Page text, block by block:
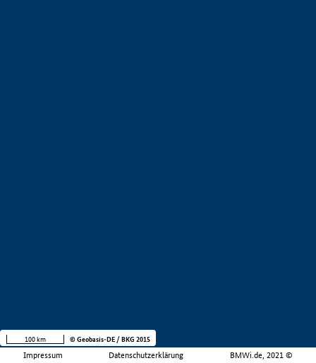
Impressum Datenschutzerklärung BMWi.de, 2021 ©
100 km © Geobasis-DE / BKG 2015